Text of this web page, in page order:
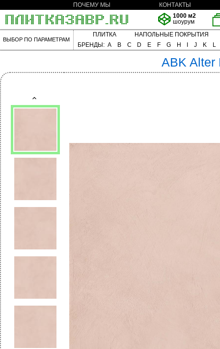
ПОЧЕМУ МЫ
КОНТАКТЫ
1000 м2
шоурум
ВЫБОР ПО ПАРАМЕТРАМ
ПЛИТКА
НАПОЛЬНЫЕ ПОКРЫТИЯ
БРЕНДЫ: A B C D E F G H J K L
ABK Alter